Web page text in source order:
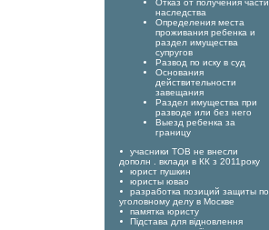
Отказ от получения части
наследства
Определения места
проживания ребенка и
раздел имущества
супругов
Развод по иску в суд
Основания
действительности
завещания
Раздел имущества при
разводе или без него
Выезд ребенка за
границу
учасники ТОВ не внесли
дополн . вклади в КК з 2011року
юрист пушкин
юристы ювао
разработка позиций защиты по
уголовному делу в Москве
памятка юристу
Підстава для відновлення